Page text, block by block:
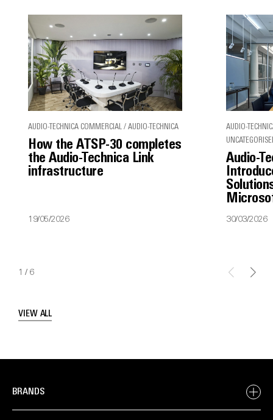
AUDIO-TECHNICA COMMERCIAL / AUDIO-TECHNICA
How the ATSP-30 completes
the Audio-Technica Link
infrastructure
19/05/2026
AUDIO-
Audio-
30/03/2026
1 / 6
VIEW ALL
BRANDS